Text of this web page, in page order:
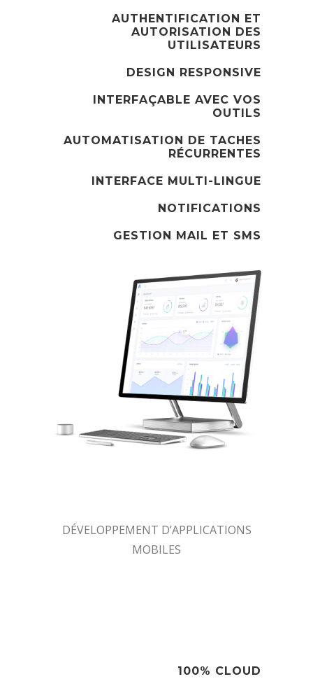
AUTHENTIFICATION ET
AUTORISATION DES
UTILISATEURS
DESIGN RESPONSIVE
INTERFAÇABLE AVEC VOS
OUTILS
AUTOMATISATION DE TACHES
RÉCURRENTES
INTERFACE MULTI-LINGUE
NOTIFICATIONS
GESTION MAIL ET SMS
DÉVELOPPEMENT D’APPLICATIONS
MOBILES
100% CLOUD